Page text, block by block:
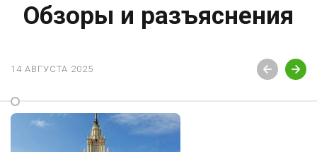
Обзоры и разъяснения
14 АВГУСТА 2025